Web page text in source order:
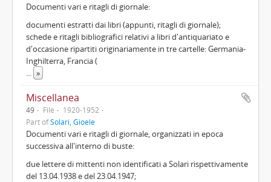
Documenti vari e ritagli di giornale:
documenti estratti dai libri (appunti, ritagli di giornale);
schede e ritagli bibliografici relativi a libri d'antiquariato e
d'occasione ripartiti originariamente in tre cartelle: Germania-
Inghilterra, Francia (
... »
Miscellanea
49 File
1920-1952
Part ofSolari, Gioele
Documenti vari e ritagli di giornale, organizzati in epoca
successiva all'interno di buste:
due lettere di mittenti non identificati a Solari rispettivamente
del 13.04.1938 e del 23.04.1947;